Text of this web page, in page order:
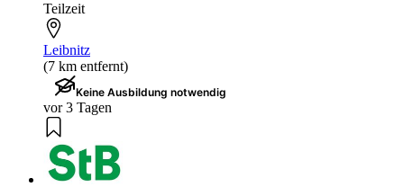
Teilzeit
Leibnitz
(7 km entfernt)
Keine Ausbildung notwendig
vor 3 Tagen